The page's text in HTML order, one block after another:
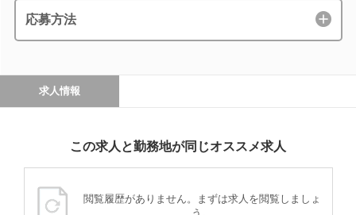
応募方法
求人情報
この求人と勤務地が同じオススメ求人
閲覧履歴がありません。まずは求人を閲覧しましょ